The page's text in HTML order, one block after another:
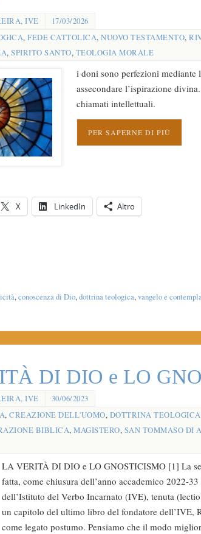
IVE
17/03/2026
, FEDE CATTOLICA, NUOVO TESTAMENTO,
, SPIRITO SANTO, TEOLOGIA MORALE
i doni sono perfezioni mediante
assecondare l’ispirazione
chiamati intellettuali.
PER SAPERNE DI PIÙ
X LinkedIn Altro
,conoscenza di Dio,dottrina teologica,vangelo e
DI DIO e LO
IVE
30/06/2023
, CREAZIONE DELL'UOMO, DOTTRINA TEOLOGICA
BIBLICA, MAGISTERO, SAN TOMMASO DI
LA VERITÀ DI DIO e LO GNOSTICISMO [1] La
fatta, come chiusura dell’anno accademico 2022-
dell’Istituto del Verbo Incarnato (IVE), tenuta
un capitolo del ultimo libro del fondatore dell’IVE,
come legato postumo. Pensiamo che il modo